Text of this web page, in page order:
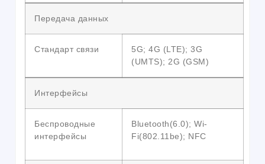
Передача данных
Стандарт связи
5G; 4G (LTE); 3G
(UMTS); 2G (GSM)
Интерфейсы
Беспроводные
интерфейсы
Bluetooth(6.0); Wi-
Fi(802.11be); NFC